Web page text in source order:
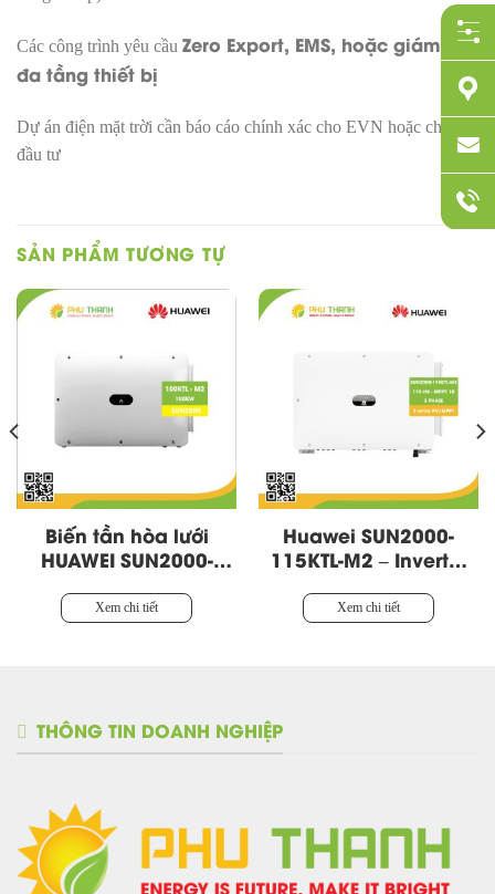
Các công trình yêu cầu Zero Export, EMS, hoặc giám sát
đa tầng thiết bị
Dự án điện mặt trời cần báo cáo chính xác cho EVN hoặc chủ
đầu tư
SẢN PHẨM TƯƠNG TỰ
Biến tần hòa lưới
HUAWEI SUN2000-
Pha
Xem chi tiết
Huawei SUN2000-
115KTL-M2 – Inverter
10 MPPT
Xem chi tiết
THÔNG TIN DOANH NGHIỆP